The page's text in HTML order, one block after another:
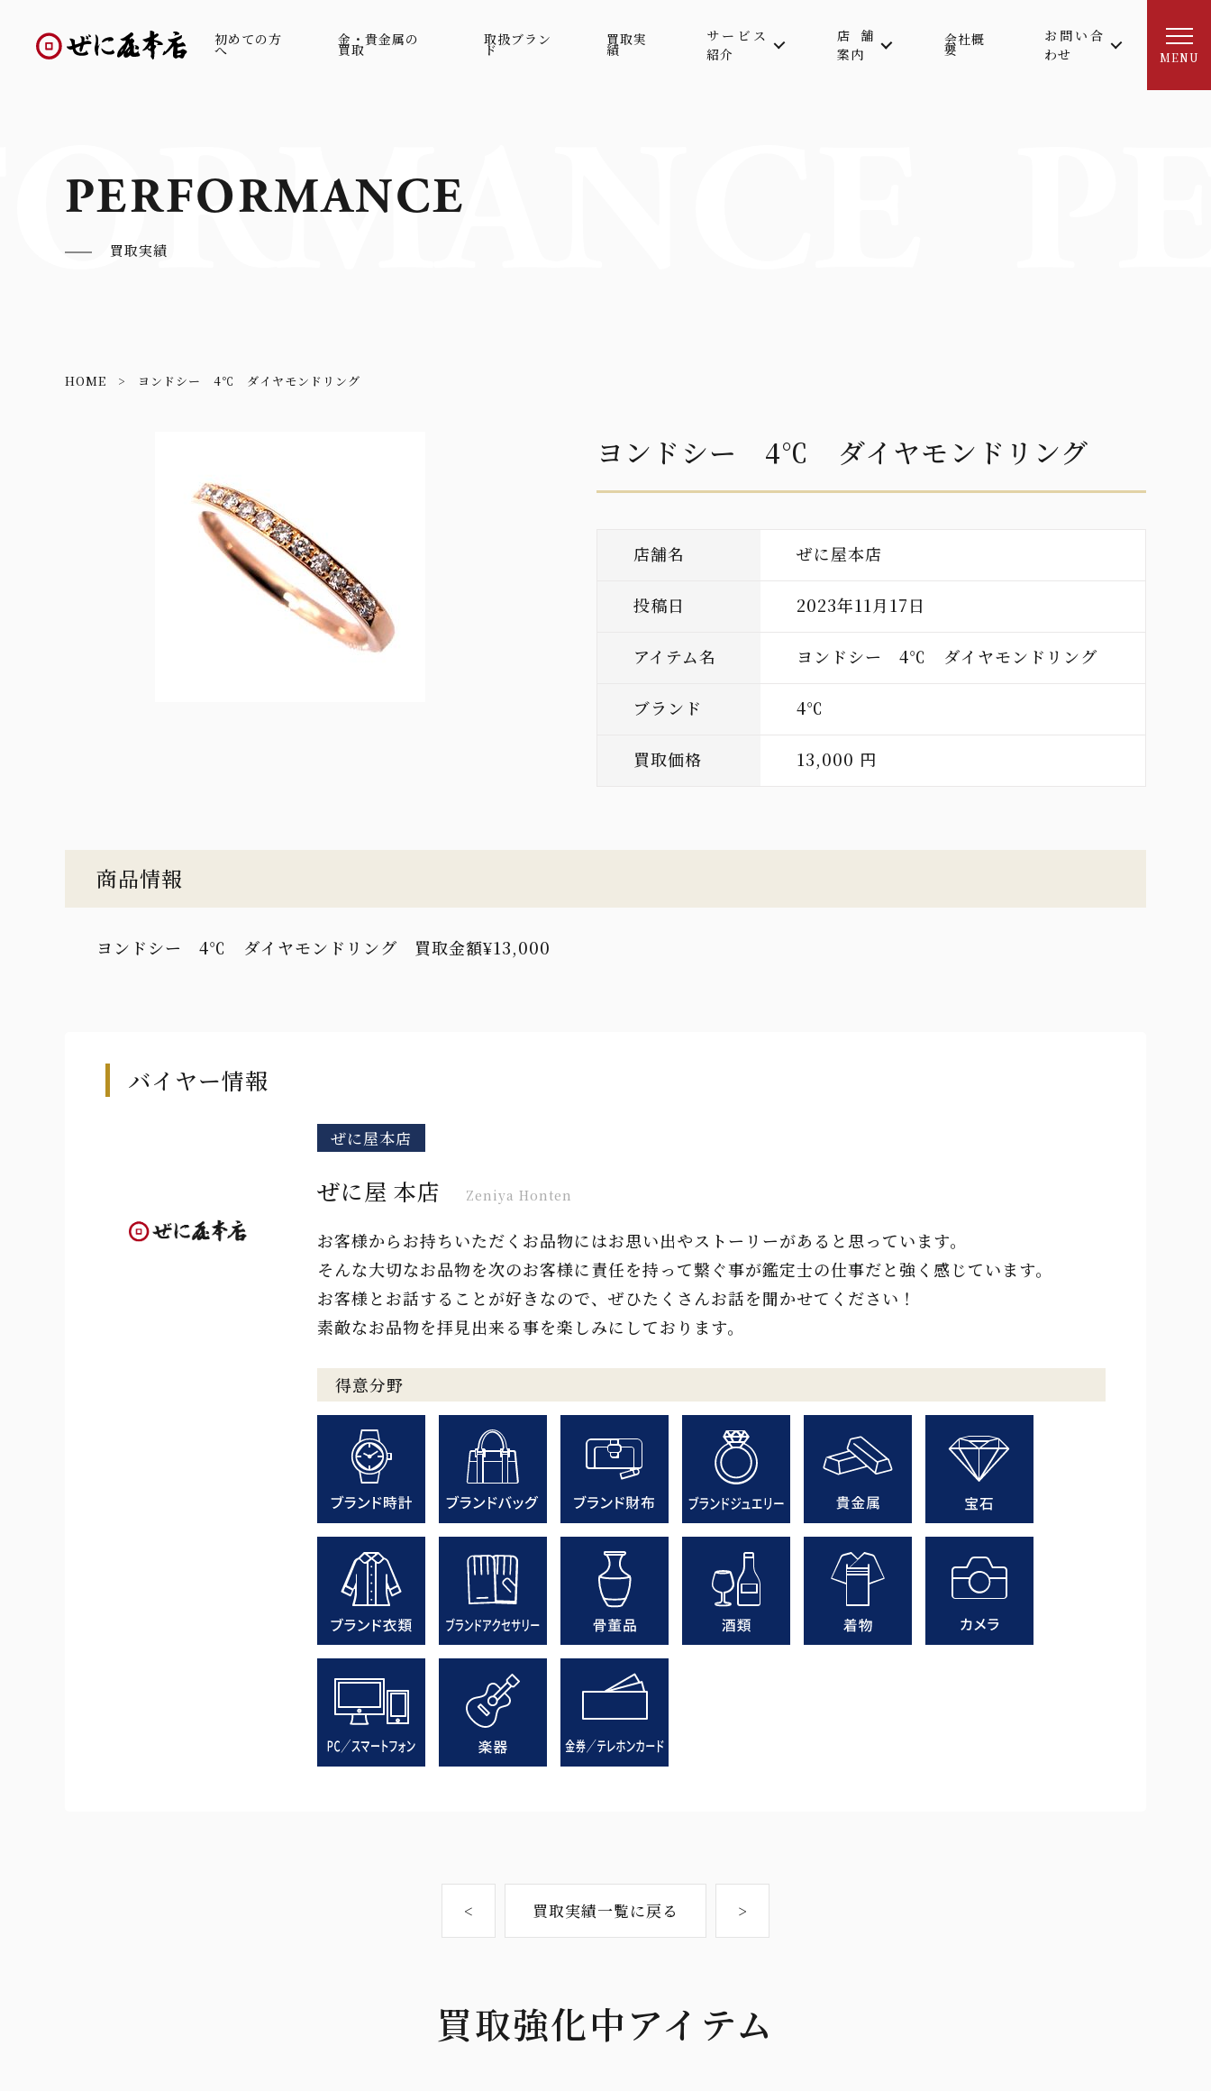
初めての方
へ
金・貴金属の
買取
取扱ブラン
ド
買取実
績
サービス
紹介
店舗
案内
会社概
要
お問い合
わせ
MENU
PERFORMANCE
買取実績
HOME ヨンドシー 4℃ ダイヤモンドリング
ヨンドシー 4℃ ダイヤモンドリング
店舗名 ぜに屋本店
投稿日 2023年11月17日
アイテム名 ヨンドシー 4℃ ダイヤモンドリング
ブランド 4℃
買取価格 13,000 円
商品情報
ヨンドシー 4℃ ダイヤモンドリング 買取金額¥13,000
バイヤー情報
ぜに屋本店
ぜに屋 本店 Zeniya Honten
お客様からお持ちいただくお品物にはお思い出やストーリーがあると思っています。
そんな大切なお品物を次のお客様に責任を持って繋ぐ事が鑑定士の仕事だと強く感じています。
お客様とお話することが好きなので、ぜひたくさんお話を聞かせてください！
素敵なお品物を拝見出来る事を楽しみにしております。
得意分野
< 買取実績一覧に戻る >
買取強化中アイテム